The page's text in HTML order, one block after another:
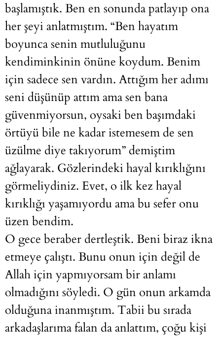
başlamıştık. Ben en sonunda patlayıp ona
her şeyi anlatmıştım. “Ben hayatım
boyunca senin mutluluğunu
kendiminkinin önüne koydum. Benim
için sadece sen vardın. Attığım her adımı
seni düşünüp attım ama sen bana
güvenmiyorsun, oysaki ben başımdaki
örtüyü bile ne kadar istemesem de sen
üzülme diye takıyorum” demiştim
ağlayarak. Gözlerindeki hayal kırıklığını
görmeliydiniz. Evet, o ilk kez hayal
kırıklığı yaşamıyordu ama bu sefer onu
üzen bendim.
O gece beraber dertleştik. Beni biraz ikna
etmeye çalıştı. Bunu onun için değil de
Allah için yapmıyorsam bir anlamı
olmadığını söyledi. O gün onun arkamda
olduğuna inanmıştım. Tabii bu sırada
arkadaşlarıma falan da anlattım, çoğu kişi